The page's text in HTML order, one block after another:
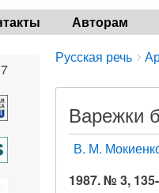
Авторам
Breadcrumbs
You
here:
Русская речь
Варежки
В. М.
1987. № 3,